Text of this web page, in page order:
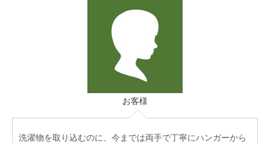
お客様
洗濯物を取り込むのに、今までは両手で丁寧にハンガーから